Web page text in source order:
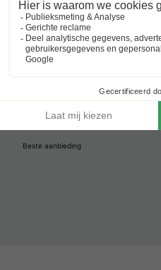
Centre-Val De
Beste aanbiedingvoor 3
Center Parcs Les Hauts
Frankrijk-Centre-val de loire
Beste aanbieding